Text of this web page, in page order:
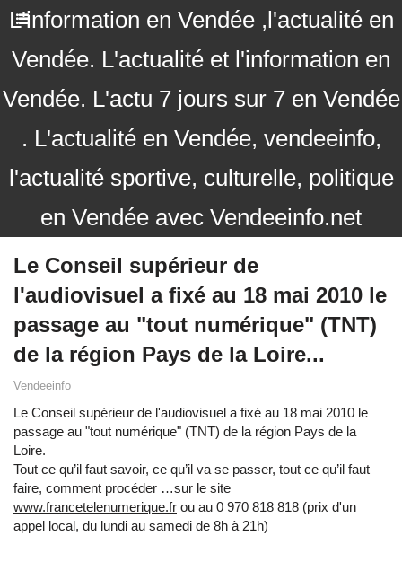
L'information en Vendée ,l'actualité en
Vendée. L'actualité et l'information en
Vendée. L'actu 7 jours sur 7 en Vendée
. L'actualité en Vendée, vendeeinfo,
l'actualité sportive, culturelle, politique
en Vendée avec Vendeeinfo.net
Le Conseil supérieur de
l'audiovisuel a fixé au 18 mai 2010 le
passage au "tout numérique" (TNT)
de la région Pays de la Loire...
Vendeeinfo
Le Conseil supérieur de l'audiovisuel a fixé au 18 mai 2010 le
passage au "tout numérique" (TNT) de la région Pays de la
Loire.
Tout ce qu’il faut savoir, ce qu’il va se passer, tout ce qu’il faut
faire, comment procéder …sur le site
www.francetelenumerique.fr ou au 0 970 818 818 (prix d'un
appel local, du lundi au samedi de 8h à 21h)